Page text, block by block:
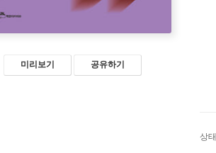
미리보기 공유하기
상태